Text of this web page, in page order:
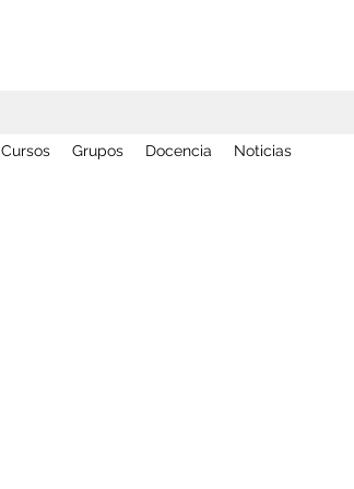
Cursos Grupos Docencia Noticias